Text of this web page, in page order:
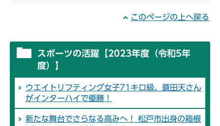
このページの上へ戻る
スポーツの活躍【2023年度（令和5年
度）】
ウエイトリフティング女子71キロ級、蓑田天さん
がインターハイで優勝！
新たな舞台でさらなる高みへ！ 松戸市出身の箱根